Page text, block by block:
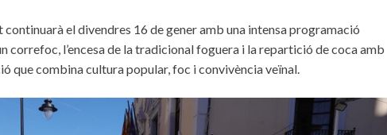
el divendres 16 de gener amb una intensa programació
correfoc, l’encesa de la tradicional foguera i la repartició de coca amb
que combina cultura popular, foc i convivència veïnal.